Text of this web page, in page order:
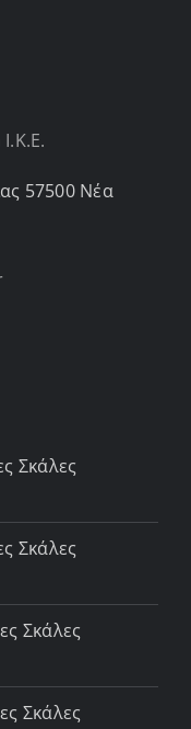
57500 Νέα
Σκάλες
Σκάλες
Σκάλες
Σκάλες